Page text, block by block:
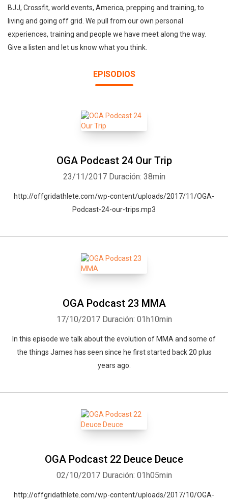
BJJ, Crossfit, world events, America, prepping and training, to
living and going off grid. We pull from our own personal
experiences, training and people we have meet along the way.
Give a listen and let us know what you think.
EPISODIOS
OGA Podcast 24 Our Trip
23/11/2017 Duración: 38min
http://offgridathlete.com/wp-content/uploads/2017/11/OGA-
Podcast-24-our-trips.mp3
OGA Podcast 23 MMA
17/10/2017 Duración: 01h10min
In this episode we talk about the evolution of MMA and some of
the things James has seen since he first started back 20 plus
years ago.
OGA Podcast 22 Deuce Deuce
02/10/2017 Duración: 01h05min
http://offgridathlete.com/wp-content/uploads/2017/10/OGA-